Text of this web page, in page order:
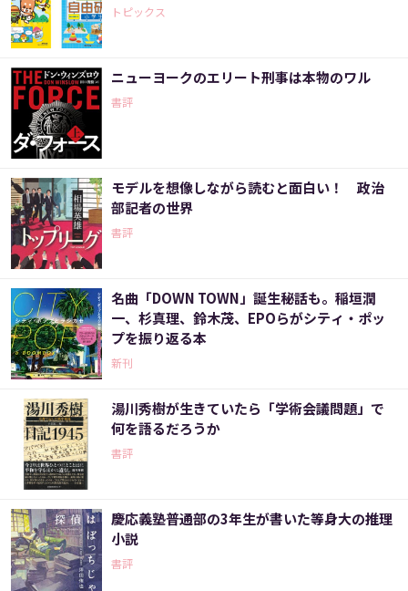
トピックス
ニューヨークのエリート刑事は本物のワル
書評
モデルを想像しながら読むと面白い！ 政治
部記者の世界
書評
名曲「DOWN TOWN」誕生秘話も。稲垣潤
一、杉真理、鈴木茂、EPOらがシティ・ポッ
プを振り返る本
新刊
湯川秀樹が生きていたら「学術会議問題」で
何を語るだろうか
書評
慶応義塾普通部の3年生が書いた等身大の推理
小説
書評